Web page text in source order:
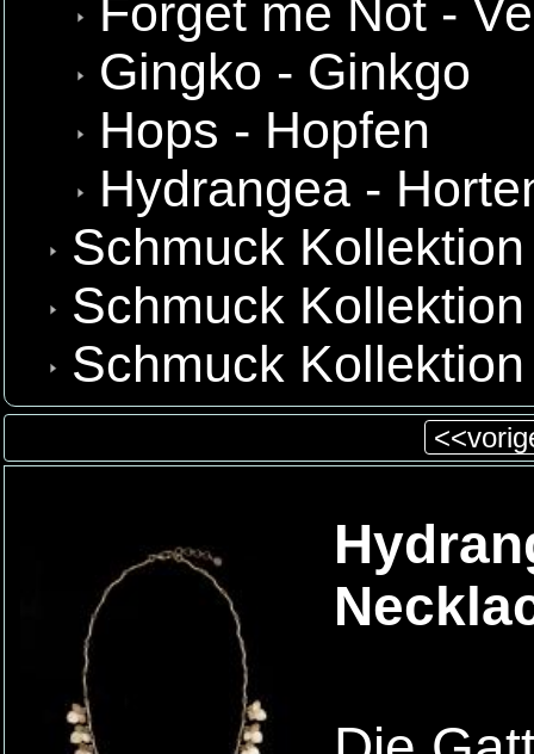
Forget me Not -
Gingko - Ginkgo
Hops - Hopfen
Hydrangea -
Schmuck
Schmuck
Schmuck